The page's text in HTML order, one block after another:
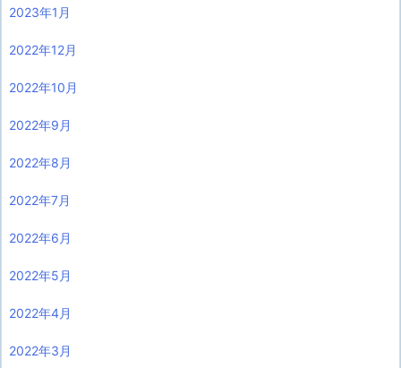
2023年1月
2022年12月
2022年10月
2022年9月
2022年8月
2022年7月
2022年6月
2022年5月
2022年4月
2022年3月